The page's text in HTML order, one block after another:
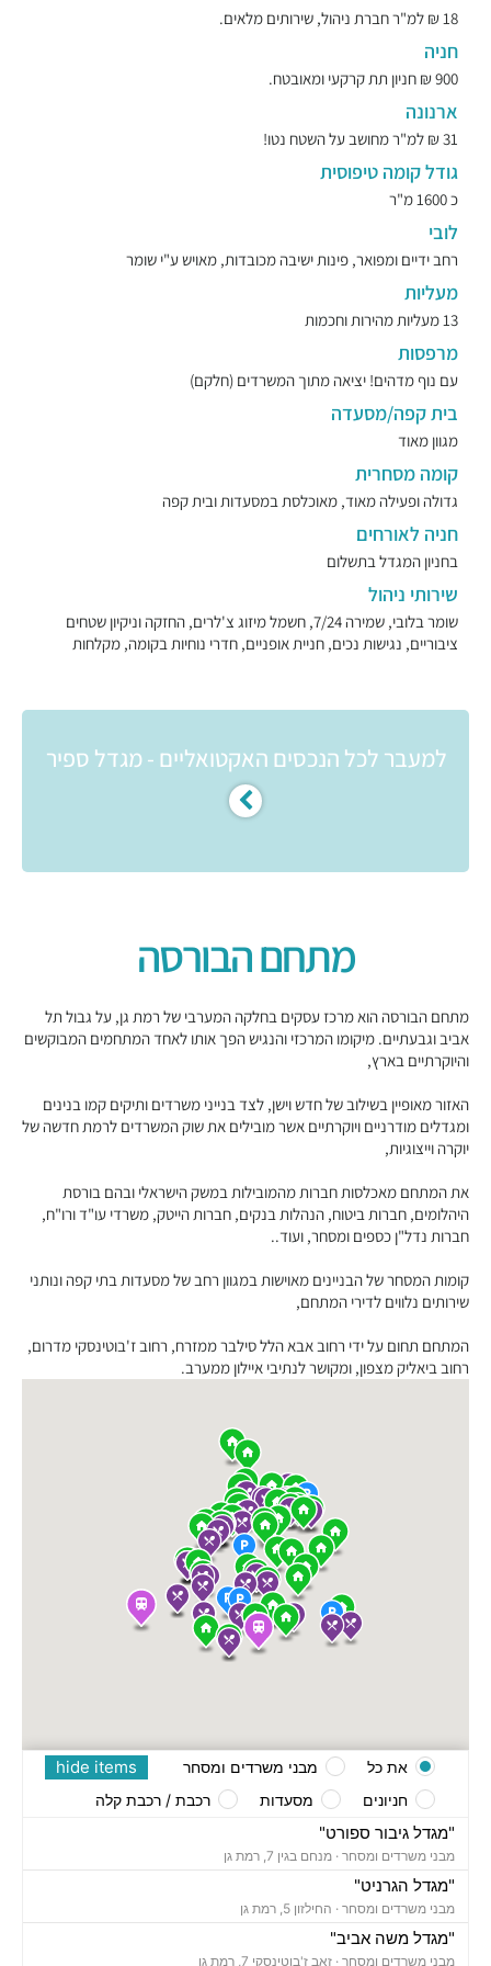
18 ₪ למ"ר חברת ניהול, שירותים מלאים.
חניה
900 ₪ חניון תת קרקעי ומאובטח.
ארנונה
31 ₪ למ"ר מחושב על השטח נטו!
גודל קומה טיפוסית
כ 1600 מ"ר
לובי
רחב ידיים ומפואר, פינות ישיבה מכובדות, מאויש ע"י שומר
מעליות
13 מעליות מהירות וחכמות
מרפסות
עם נוף מדהים! יציאה מתוך המשרדים (חלקם)
בית קפה/מסעדה
מגוון מאוד
קומה מסחרית
גדולה ופעילה מאוד, מאוכלסת במסעדות ובית קפה
חניה לאורחים
בחניון המגדל בתשלום
שירותי ניהול
שומר בלובי, שמירה 7/24, חשמל מיזוג צ'לרים, החזקה וניקיון שטחים
ציבוריים, נגישות נכים, חניית אופניים, חדרי נוחיות בקומה, מקלחות
למעבר לכל הנכסים האקטואליים - מגדל ספיר
מתחם הבורסה
מתחם הבורסה הוא מרכז עסקים בחלקה המערבי של רמת גן, על גבול תל
אביב וגבעתיים. מיקומו המרכזי והנגיש הפך אותו לאחד המתחמים המבוקשים
והיוקרתיים בארץ,
האזור מאופיין בשילוב של חדש וישן, לצד בנייני משרדים ותיקים קמו בנינים
ומגדלים מודרניים ויוקרתיים אשר מובילים את שוק המשרדים לרמת חדשה של
יוקרה וייצוגיות,
את המתחם מאכלסות חברות מהמובילות במשק הישראלי ובהם בורסת
היהלומים, חברות ביטוח, הנהלות בנקים, חברות הייטק, משרדי עו"ד ורו"ח,
חברות נדל"ן כספים ומסחר, ועוד..
קומות המסחר של הבניינים מאוישות במגוון רחב של מסעדות בתי קפה ונותני
שירותים נלווים לדירי המתחם,
המתחם תחום על ידי רחוב אבא הלל סילבר ממזרח, רחוב ז'בוטינסקי מדרום,
רחוב ביאליק מצפון, ומקושר לנתיבי איילון ממערב.
"מגדל גיבור ספורט"
מבני משרדים ומסחר · מנחם בגין 7, רמת גן
"מגדל הגרניט"
מבני משרדים ומסחר · החילזון 5, רמת גן
"מגדל משה אביב"
מבני משרדים ומסחר · זאב ז'בוטינסקי 7, רמת גן
hide items את כל
מבני משרדים ומסחר
חניונים
מסעדות רכבת / רכבת קלה